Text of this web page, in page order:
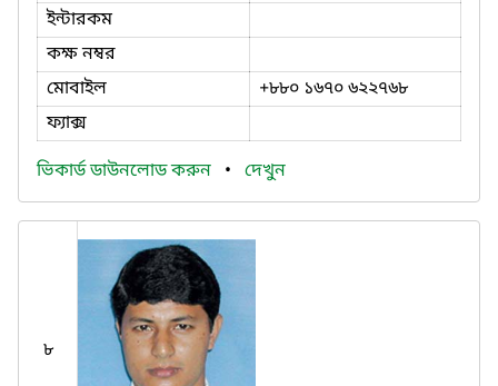
ইন্টারকম
কক্ষ নম্বর
মোবাইল
+৮৮০ ১৬৭০ ৬২২৭৬৮
ফ্যাক্স
ভিকার্ড ডাউনলোড করুন • দেখুন
৮